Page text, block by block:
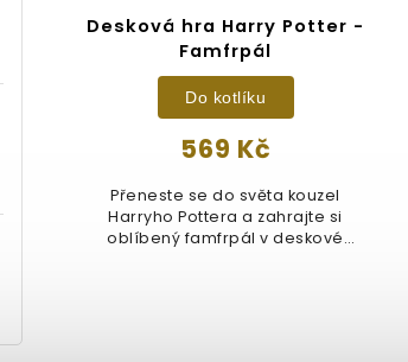
Desková hra Harry Potter -
Famfrpál
569 Kč
Do kotlíku
Přeneste se do světa kouzel
Harryho Pottera a zahrajte si
oblíbený famfrpál v deskové